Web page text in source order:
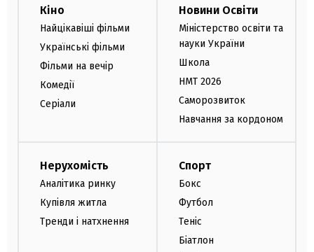
Кіно
Найцікавіші фільми
Українські фільми
Фільми на вечір
Комедії
Серіали
Новини Освіти
Міністерство освіти та
науки України
Школа
НМТ 2026
Саморозвиток
Навчання за кордоном
Нерухомість
Аналітика ринку
Купівля житла
Тренди і натхнення
Спорт
Бокс
Футбол
Теніс
Біатлон